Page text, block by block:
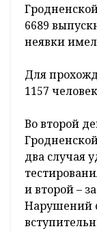
6689
неявки
Для
1157
Во второй
два случая
и второй –
Нарушений